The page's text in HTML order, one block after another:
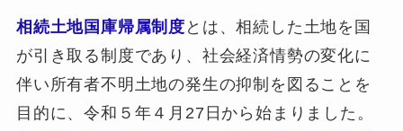
相続土地国庫帰属制度 とは、相続した土地を国
が引き取る制度であり、社会経済情勢の変化に
伴い所有者不明土地の発生の抑制を図ることを
目的に、令和５年４月27日から始まりました。